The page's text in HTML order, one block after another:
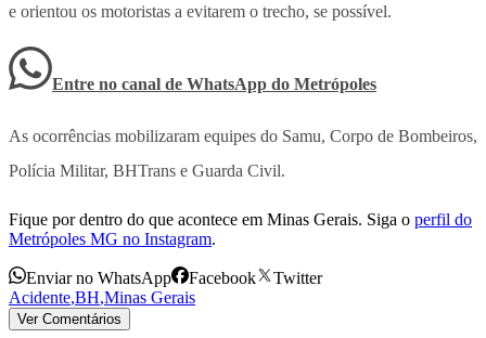
e orientou os motoristas a evitarem o trecho, se possível.
Entre no canal de WhatsApp do Metrópoles
As ocorrências mobilizaram equipes do Samu, Corpo de Bombeiros,
Polícia Militar, BHTrans e Guarda Civil.
Fique por dentro do que acontece em Minas Gerais. Siga o perfil do
Metrópoles MG no Instagram.
Enviar no WhatsApp Facebook
Twitter
Acidente,BH,Minas Gerais
Ver Comentários